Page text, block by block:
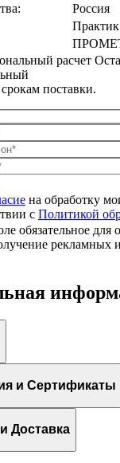
Россия
Практик
расчет
поставки.
на обработку
с Политикой
обязательное для
и Сертификаты
Доставка